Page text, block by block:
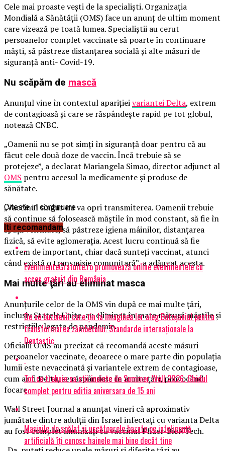
Cele mai proaste veşti de la specialişti. Organizaţia
Mondială a Sănătăţii (OMS) face un anunţ de ultim moment
care vizează pe toată lumea. Specialiştii au cerut
persoanelor complet vaccinate să poarte în continuare
măşti, să păstreze distanţarea socială şi alte măsuri de
siguranţă anti- Covid-19.
Nu scăpăm de mască
Anunţul vine în contextul apariţieivariantei Delta, extrem
de contagioasă şi care se răspândeşte rapid pe tot globul,
notează CNBC.
„Oamenii nu se pot simţi în siguranţă doar pentru că au
făcut cele două doze de vaccin. Încă trebuie să se
protejeze”, a declarat Mariangela Simao, director adjunct al
OMS pentru accesul la medicamente şi produse de
sănătate.
„Vaccinul singur nu va opri transmiterea. Oamenii trebuie
să continue să folosească măştile în mod constant, să fie în
spaţii ventilate, să păstreze igiena mâinilor, distanţarea
fizică, să evite aglomeraţia. Acest lucru continuă să fie
extrem de important, chiar dacă sunteţi vaccinat, atunci
când există o transmisie comunitară”, a adăugat acesta.
Mai multe ţări au eliminat masca
Anunţurile celor de la OMS vin după ce mai multe ţări,
inclusiv Statele Unite, au eliminat în mare măsură măştile şi
restricţiile legate de pandemie.
Oficialii OMS au precizat că recomandă aceste măsuri
persoanelor vaccinate, deoarece o mare parte din populaţia
lumii este nevaccinată şi variantele extrem de contagioase,
cum ar fi Delta, se răspândesc în multe ţări, provocând
focare.
Wall Street Journal a anunțat vineri că aproximativ
jumătate dintre adulţii din Israel infectaţi cu varianta Delta
au fost complet imunizaţi cu vaccinul Pfizer-BioNTech.
Citeste in continuare
Iti recomandam
EvenimenteGratuite.ro promovează online evenimentele cu
acces gratuit din România
De ce buzoienii care țin la imaginea lor aleg Botoșaniul pentru
transformarea zâmbetului: Standarde internaționale la
Dentastic
Tot ce trebuie sa stii inainte de Summer Well 2026. Ghidul
complet pentru editia aniversara de 15 ani
Mașinile de spălat și uscătoarele bazate pe inteligență
artificială îți cunosc hainele mai bine decât tine